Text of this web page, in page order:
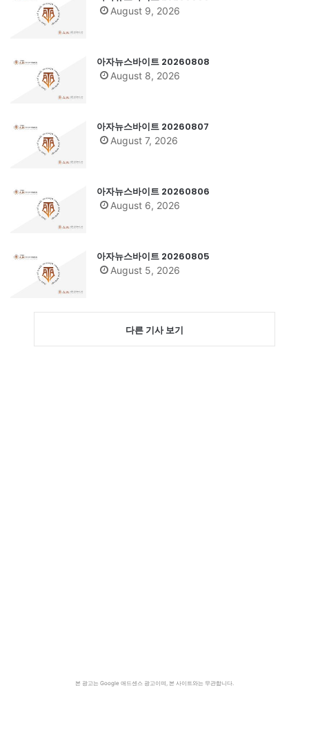
August 9, 2026
아자뉴스바이트 20260808
August 8, 2026
아자뉴스바이트 20260807
August 7, 2026
아자뉴스바이트 20260806
August 6, 2026
아자뉴스바이트 20260805
August 5, 2026
다른 기사 보기
본 광고는 Google 애드센스 광고이며, 본 사이트와는 무관합니다.